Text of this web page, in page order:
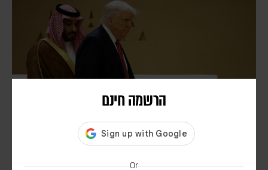
הרשמה חינם
Or